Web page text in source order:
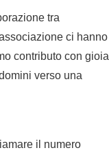
tra
ci hanno
contributo con gioia
verso una
il numero